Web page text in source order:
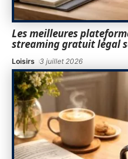
Les meilleures
streaming gratuit légal
Loisirs 3 juillet 2026